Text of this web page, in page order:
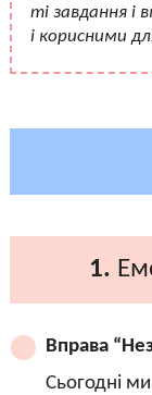
ті завдання і
і корисними
1.
Вправа
Сьогодні